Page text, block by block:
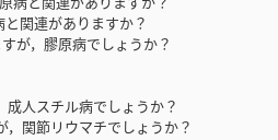
関連がありますか？
が，膠原病でしょうか？
人スチル病でしょうか？
関節リウマチでしょうか？